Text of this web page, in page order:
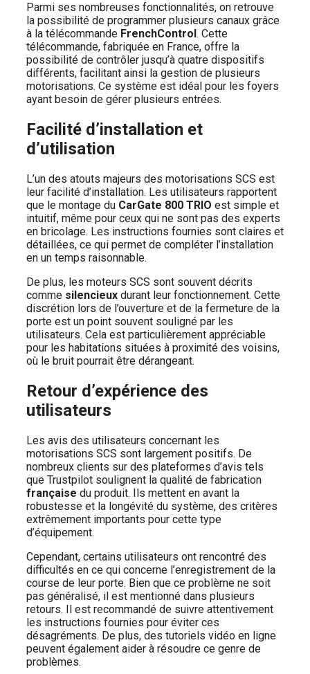
Parmi ses nombreuses fonctionnalités, on retrouve
la possibilité de programmer plusieurs canaux grâce
à la télécommande FrenchControl . Cette
télécommande, fabriquée en France, offre la
possibilité de contrôler jusqu’à quatre dispositifs
différents, facilitant ainsi la gestion de plusieurs
motorisations. Ce système est idéal pour les foyers
ayant besoin de gérer plusieurs entrées.
Facilité d’installation et
d’utilisation
L’un des atouts majeurs des motorisations SCS est
leur facilité d’installation. Les utilisateurs rapportent
que le montage du CarGate 800 TRIO est simple et
intuitif, même pour ceux qui ne sont pas des experts
en bricolage. Les instructions fournies sont claires et
détaillées, ce qui permet de compléter l’installation
en un temps raisonnable.
De plus, les moteurs SCS sont souvent décrits
comme silencieux durant leur fonctionnement. Cette
discrétion lors de l’ouverture et de la fermeture de la
porte est un point souvent souligné par les
utilisateurs. Cela est particulièrement appréciable
pour les habitations situées à proximité des voisins,
où le bruit pourrait être dérangeant.
Retour d’expérience des
utilisateurs
Les avis des utilisateurs concernant les
motorisations SCS sont largement positifs. De
nombreux clients sur des plateformes d’avis tels
que Trustpilot soulignent la qualité de fabrication
française du produit. Ils mettent en avant la
robustesse et la longévité du système, des critères
extrêmement importants pour cette type
d’équipement.
Cependant, certains utilisateurs ont rencontré des
difficultés en ce qui concerne l’enregistrement de la
course de leur porte. Bien que ce problème ne soit
pas généralisé, il est mentionné dans plusieurs
retours. Il est recommandé de suivre attentivement
les instructions fournies pour éviter ces
désagréments. De plus, des tutoriels vidéo en ligne
peuvent également aider à résoudre ce genre de
problèmes.